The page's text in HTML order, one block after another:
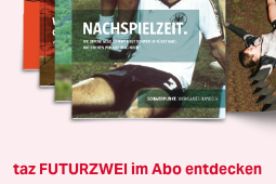
taz FUTURZWEI im Abo entdecken